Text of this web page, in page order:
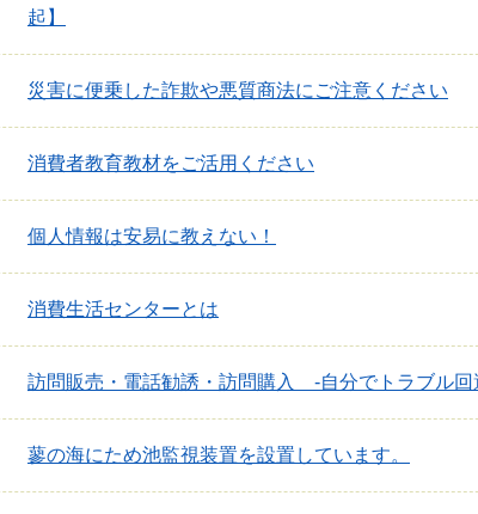
起】
災害に便乗した詐欺や悪質商法にご注意ください
消費者教育教材をご活用ください
個人情報は安易に教えない！
消費生活センターとは
訪問販売・電話勧誘・訪問購入 -自分でトラブル回
蓼の海にため池監視装置を設置しています。